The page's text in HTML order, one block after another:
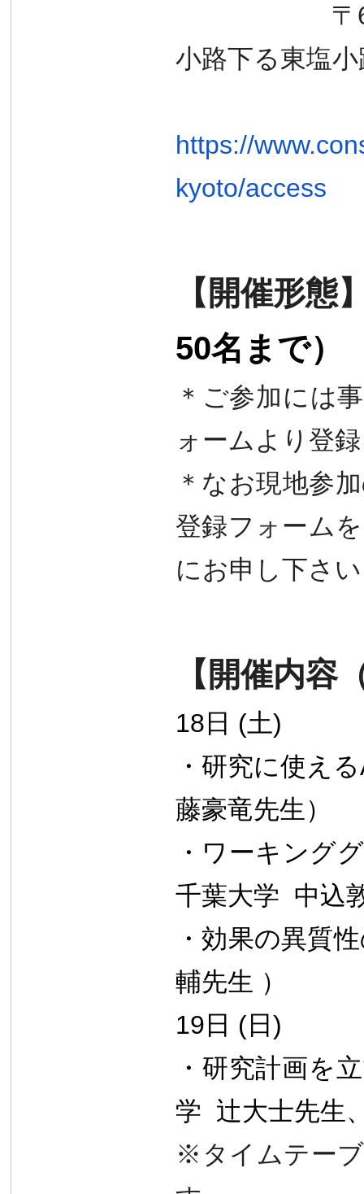
〒600-
小路下る東塩
https://
kyoto/access
【開催形態
50名まで）
＊ご参加には
ォームより登
＊なお現地参
登録フォーム
にお申し下さ
【 開催内容
18 日 (土)
・ 研究に使える
藤豪竜先生）
・ワーキング
千葉大学 中込
・効果の異質
輔先生 ）
19 日 (日)
・研究計画を
学 辻大士先生
※タイムテー